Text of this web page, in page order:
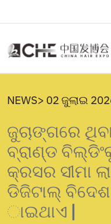
Javanese
Kazakh
Kurdish
Latin
Lithuanian
Malagasy
Malay
Malayalam
NEWS> 02 ଜୁଲାଇ
ଜୁଚାଙ୍ଗରେ
ବ୍ରାଣ୍ଡ
କ୍ରସର ସୀମା
ଡିଜିଟାଲ୍ ବିଦେଶ
ାଇଥାଏ |